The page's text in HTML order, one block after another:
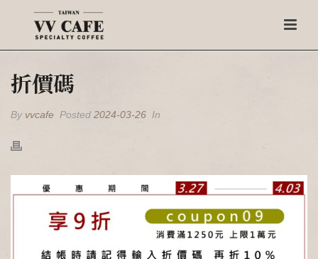
折價碼
By vvcafe Posted 2024-03-26 In